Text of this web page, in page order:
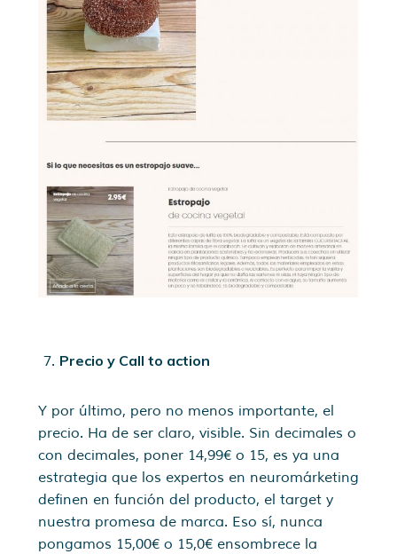
Precio y Call to action
Y por último, pero no menos importante, el
precio. Ha de ser claro, visible. Sin decimales o
con decimales, poner 14,99€ o 15, es ya una
estrategia que los expertos en neuromárketing
definen en función del producto, el target y
nuestra promesa de marca. Eso sí, nunca
pongamos 15,00€ o 15,0€ ensombrece la